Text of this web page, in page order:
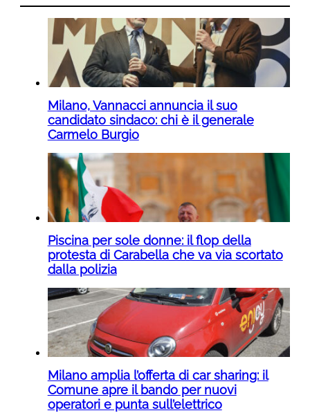
Milano, Vannacci annuncia il suo
candidato sindaco: chi è il generale
Carmelo Burgio
Piscina per sole donne: il flop della
protesta di Carabella che va via scortato
dalla polizia
Milano amplia l’offerta di car sharing: il
Comune apre il bando per nuovi
operatori e punta sull’elettrico